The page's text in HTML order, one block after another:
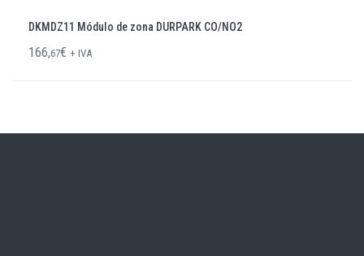
DKMDZ11 Módulo de zona DURPARK CO/NO2
166,67€ + IVA